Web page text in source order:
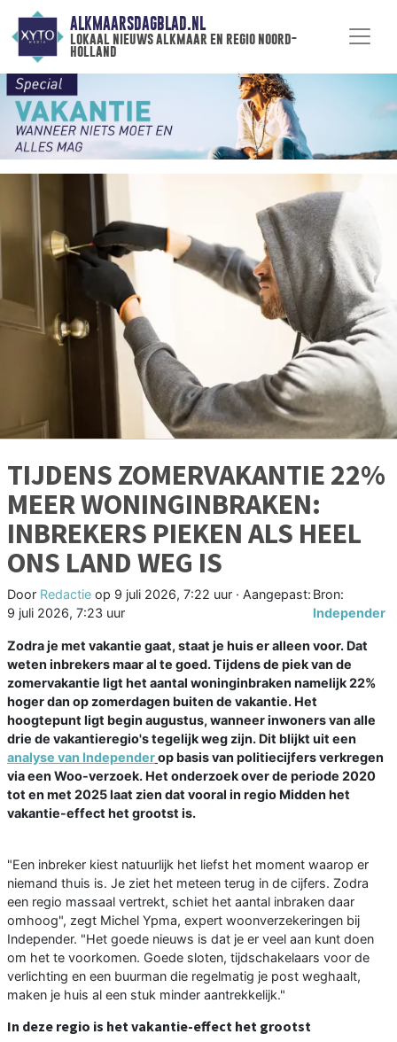
ALKMAARSDAGBLAD.NL
lokaal nieuws alkmaar en regio noord-
holland
TIJDENS ZOMERVAKANTIE 22%
MEER WONINGINBRAKEN:
INBREKERS PIEKEN ALS HEEL
ONS LAND WEG IS
Door Redactie op 9 juli 2026, 7:22 uur · Aangepast:
9 juli 2026, 7:23 uur
Bron:
Independer
Zodra je met vakantie gaat, staat je huis er alleen voor. Dat
weten inbrekers maar al te goed. Tijdens de piek van de
zomervakantie ligt het aantal woninginbraken namelijk 22%
hoger dan op zomerdagen buiten de vakantie. Het
hoogtepunt ligt begin augustus, wanneer inwoners van alle
drie de vakantieregio's tegelijk weg zijn. Dit blijkt uit een
analyse van Independerop basis van politiecijfers verkregen
via een Woo-verzoek. Het onderzoek over de periode 2020
tot en met 2025 laat zien dat vooral in regio Midden het
vakantie-effect het grootst is.
"Een inbreker kiest natuurlijk het liefst het moment waarop er
niemand thuis is. Je ziet het meteen terug in de cijfers. Zodra
een regio massaal vertrekt, schiet het aantal inbraken daar
omhoog", zegt Michel Ypma, expert woonverzekeringen bij
Independer. "Het goede nieuws is dat je er veel aan kunt doen
om het te voorkomen. Goede sloten, tijdschakelaars voor de
verlichting en een buurman die regelmatig je post weghaalt,
maken je huis al een stuk minder aantrekkelijk."
In deze regio is het vakantie-effect het grootst